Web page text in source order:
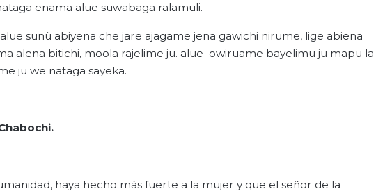
enama alue suwabaga ralamuli.
sunù abiyena che jare ajagame jena gawichi nirume, lige abiena
alena bitichi, moola rajelime ju. alue owiruame bayelimu ju mapu la
ju we nataga sayeka.
haya hecho más fuerte a la mujer y que el señor de la